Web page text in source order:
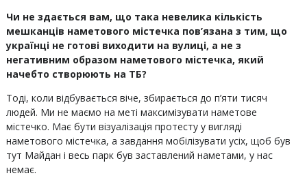
Чи не здається вам, що така невелика кількість
мешканців наметового містечка пов’язана з тим, що
українці не готові виходити на вулиці, а не з
негативним образом наметового містечка, який
начебто створюють на ТБ?
Тоді, коли відбувається віче, збирається до п’яти тисяч
людей. Ми не маємо на меті максимізувати наметове
містечко. Має бути візуалізація протесту у вигляді
наметового містечка, а завдання мобілізувати усіх, щоб був
тут Майдан і весь парк був заставлений наметами, у нас
немає.